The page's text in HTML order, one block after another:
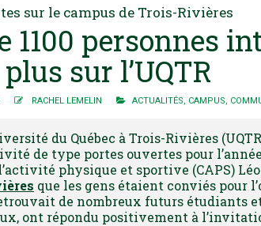
sur le campus de Trois-Rivières
1100 personnes
sur l’UQTR
RACHEL LEMELIN ACTUALITÉS, CAMPUS,
du Québec à Trois-Rivières
de type portes ouvertes pour
physique et sportive (CAPS)
que les gens étaient conviés pour
de nombreux futurs étudiants
ont répondu positivement à